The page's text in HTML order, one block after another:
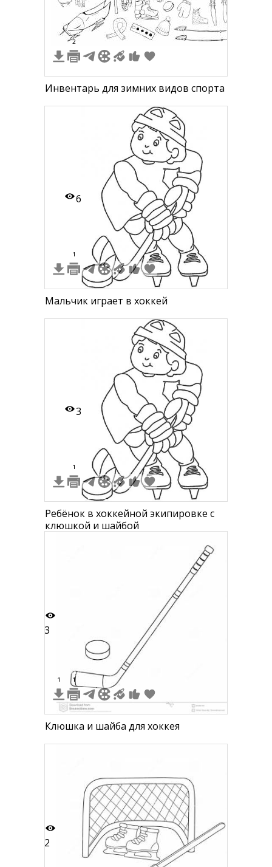
2
Инвентарь для зимних видов спорта
6
1
Мальчик играет в хоккей
3
1
Ребёнок в хоккейной экипировке с
клюшкой и шайбой
3
1 1
Клюшка и шайба для хоккея
2